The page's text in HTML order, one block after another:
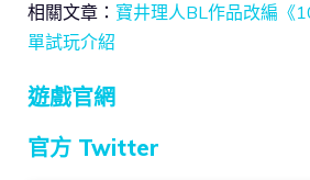
相關文章： 寶井理人BL作品改編《
單試玩介紹
遊戲官網
官方 Twitter